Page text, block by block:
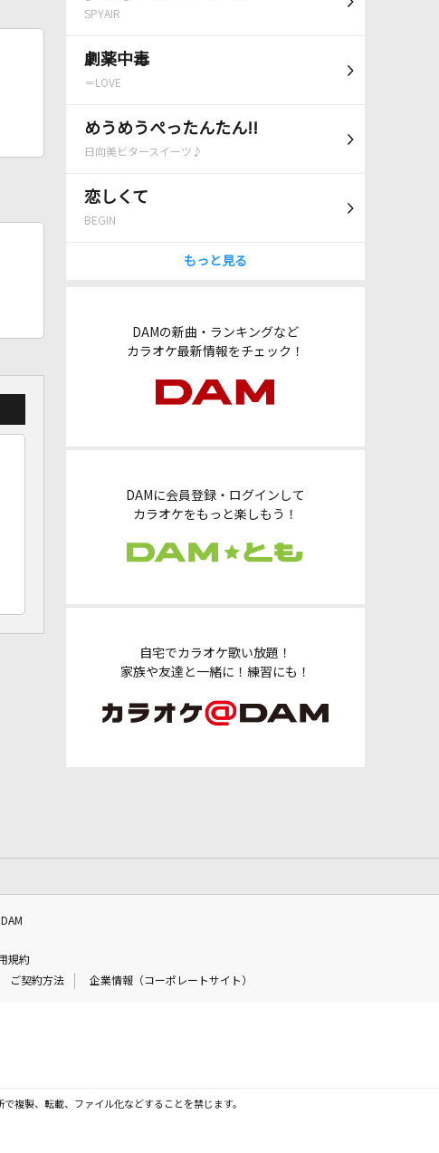
SPYAIR
劇薬中毒
＝LOVE
めうめうぺったんたん!!
日向美ビタースイーツ♪
恋しくて
BEGIN
もっと見る
DAMの新曲・ランキングなど
カラオケ最新情報をチェック！
DAMに会員登録・ログインして
カラオケをもっと楽しもう！
自宅でカラオケ歌い放題！
家族や友達と一緒に！練習にも！
規約
ご契約方法 企業情報（コーポレートサイト）
複製、転載、ファイル化などすることを禁じます。